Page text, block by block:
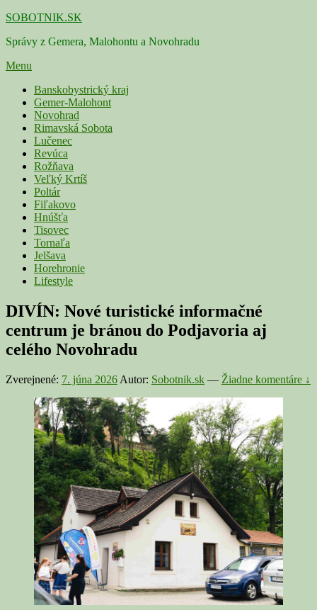
Skip
content
SOBOTNIK.SK
Správy z Gemera, Malohontu a Novohradu
Menu
Primárne
menu
Banskobystrický kraj
Gemer-Malohont
Novohrad
Rimavská Sobota
Lučenec
Revúca
Rožňava
Veľký Krtíš
Poltár
Fiľakovo
Hnúšťa
Tisovec
Tornaľa
Jelšava
Horehronie
Lifestyle
DIVÍN: Nové turistické informačné
centrum je bránou do Podjavoria aj
celého Novohradu
Zverejnené: 7. júna 2026 Autor: Sobotnik.sk — Žiadne komentáre ↓